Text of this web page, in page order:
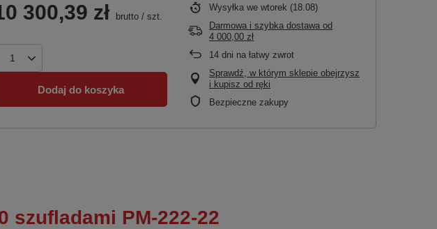
300,39 zł brutto / szt.
Dodaj do koszyka
Wysyłka we wtorek (18.08)
Darmowa i szybka dostawa od
4 000,00 zł
14 dni na łatwy zwrot
Sprawdź, w którym sklepie obejrzysz
i kupisz od ręki
Bezpieczne zakupy
szufladami PM-222-22